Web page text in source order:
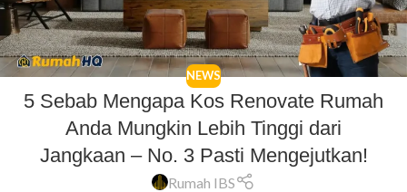
NEWS
5 Sebab Mengapa Kos Renovate Rumah
Anda Mungkin Lebih Tinggi dari
Jangkaan – No. 3 Pasti Mengejutkan!
Rumah IBS